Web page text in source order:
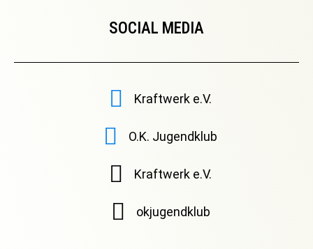
SOCIAL MEDIA
Kraftwerk e.V.
O.K. Jugendklub
Kraftwerk e.V.
okjugendklub